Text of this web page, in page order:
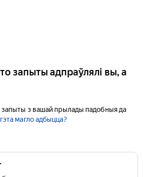
запыты адпраўлялі вы, а
запыты з вашай прылады падобныя да
магло адбыцца?